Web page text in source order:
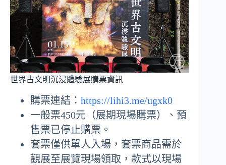
世界古文明沉浸體驗展購票資訊
購票連結： https://lihi3.me/ugxk0
一般票450元（展期現場購票）、預
售票已停止購票。
套票僅供單人入場，套票商品需於
觀展至展覽現場領取，款式以現場